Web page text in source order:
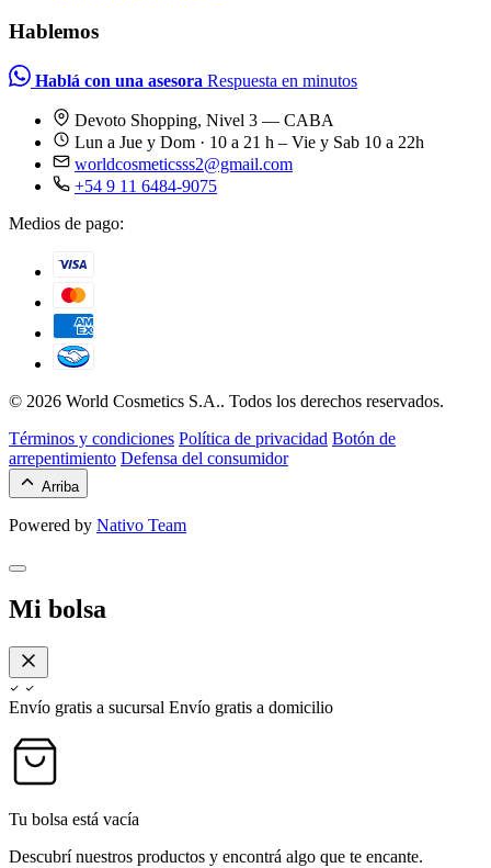
Hablemos
Hablá con una asesora Respuesta en minutos
Devoto Shopping, Nivel 3 — CABA
Lun a Jue y Dom · 10 a 21 h – Vie y Sab 10 a 22h
worldcosmeticsss2@gmail.com
+54 9 11 6484-9075
Medios de pago:
© 2026 World Cosmetics S.A.. Todos los derechos reservados.
Términos y condiciones Política de privacidad Botón de
arrepentimiento Defensa del consumidor
Arriba
Powered by Nativo Team
Mi bolsa
Envío gratis a sucursal Envío gratis a domicilio
Tu bolsa está vacía
Descubrí nuestros productos y encontrá algo que te encante.